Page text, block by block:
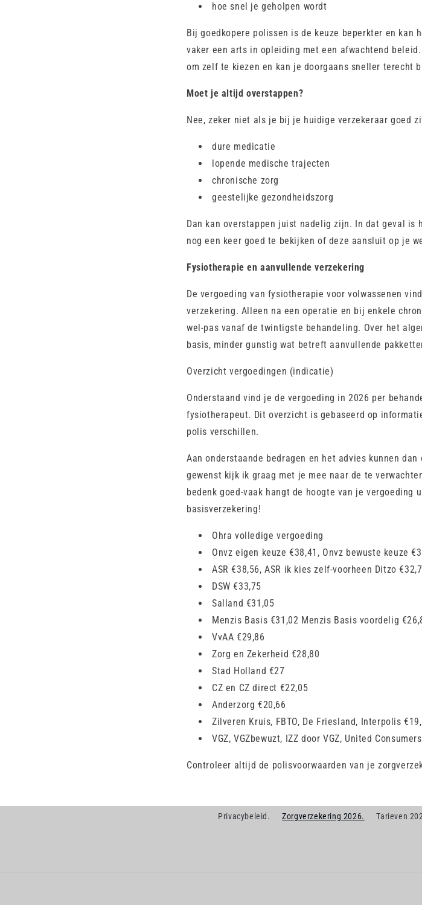
hoe snel je geholpen wordt
Bij goedkopere polissen is de keuze beperkter en
vaker een arts in opleiding met een afwachtend
om zelf te kiezen en kan je doorgaans sneller terecht
Moet je altijd overstappen?
Nee, zeker niet als je bij je huidige verzekeraar goed
dure medicatie
lopende medische trajecten
chronische zorg
geestelijke gezondheidszorg
Dan kan overstappen juist nadelig zijn. In dat geval is
nog een keer goed te bekijken of deze aansluit op je
Fysiotherapie en aanvullende verzekering
De vergoeding van fysiotherapie voor volwassenen
verzekering. Alleen na een operatie en bij enkele
wel-pas vanaf de twintigste behandeling. Over het
basis, minder gunstig wat betreft aanvullende
Overzicht vergoedingen (indicatie)
Onderstaand vind je de vergoeding in 2026 per
fysiotherapeut. Dit overzicht is gebaseerd op
polis verschillen.
Aan onderstaande bedragen en het advies kunnen
gewenst kijk ik graag met je mee naar de te
bedenk goed-vaak hangt de hoogte van je
basisverzekering!
Ohra volledige vergoeding
Onvz eigen keuze €38,41, Onvz bewuste keuze
ASR €38,56, ASR ik kies zelf-voorheen Ditzo
DSW €33,75
Salland €31,05
Menzis Basis €31,02 Menzis Basis voordelig
VvAA €29,86
Zorg en Zekerheid €28,80
Stad Holland €27
CZ en CZ direct €22,05
Anderzorg €20,66
Zilveren Kruis, FBTO, De Friesland, Interpolis
VGZ, VGZbewuzt, IZZ door VGZ, United
Controleer altijd de polisvoorwaarden van je
Privacybeleid. Zorgverzekering 2026. Tarieven